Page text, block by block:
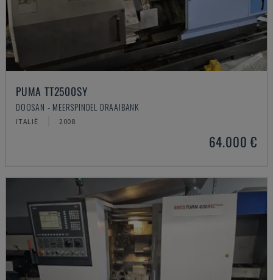
PUMA TT2500SY
DOOSAN - MEERSPINDEL DRAAIBANK
ITALIË 2008
64.000 €